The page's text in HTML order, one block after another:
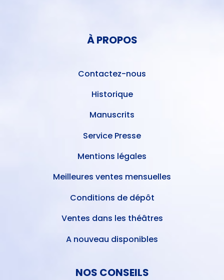
À PROPOS
Contactez-nous
Historique
Manuscrits
Service Presse
Mentions légales
Meilleures ventes mensuelles
Conditions de dépôt
Ventes dans les théâtres
A nouveau disponibles
NOS CONSEILS